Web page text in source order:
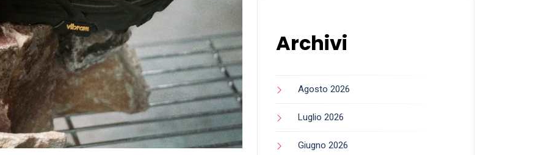
Archivi
Agosto 2026
Luglio 2026
Giugno 2026